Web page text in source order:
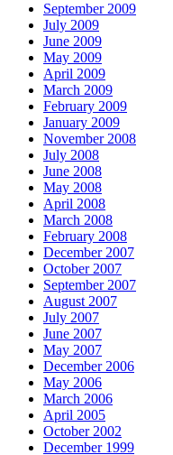
September 2009
July 2009
June 2009
May 2009
April 2009
March 2009
February 2009
January 2009
November 2008
July 2008
June 2008
May 2008
April 2008
March 2008
February 2008
December 2007
October 2007
September 2007
August 2007
July 2007
June 2007
May 2007
December 2006
May 2006
March 2006
April 2005
October 2002
December 1999